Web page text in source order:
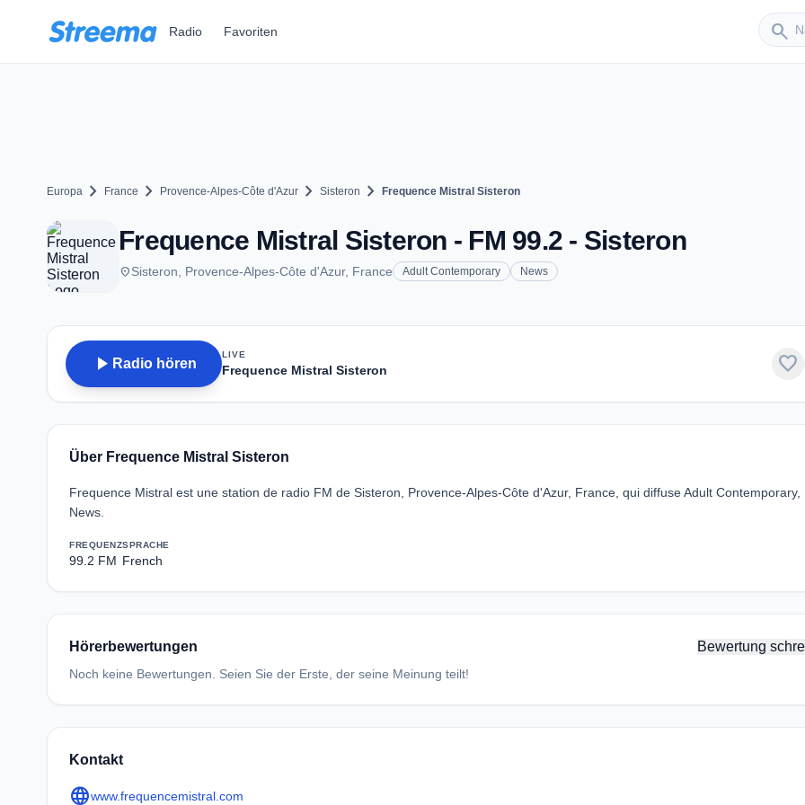
Radio Favoriten search
Europa chevron_right France chevron_right Provence-Alpes-Côte d'Azur chevron_right Sisteron chevron_right Frequence Mistral Sisteron
Frequence Mistral Sisteron - FM 99.2 - Sisteron
placeSisteron, Provence-Alpes-Côte d'Azur, France Adult Contemporary News
play_arrow Radio hören
LIVE
Frequence Mistral Sisteron favorite
Über Frequence Mistral Sisteron
Frequence Mistral est une station de radio FM de Sisteron, Provence-Alpes-Côte d'Azur, France, qui diffuse Adult Contemporary,
News.
FREQUENZ
99.2 FM
SPRACHE
French
Hörerbewertungen Bewertung
Noch keine Bewertungen. Seien Sie der Erste, der seine Meinung teilt!
Kontakt
languagewww.frequencemistral.com